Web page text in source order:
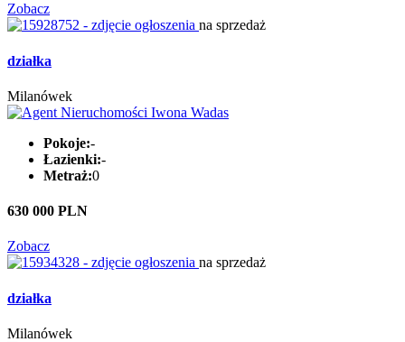
Zobacz
na sprzedaż
działka
Milanówek
Pokoje:-
Łazienki:-
Metraż:0
630 000 PLN
Zobacz
na sprzedaż
działka
Milanówek